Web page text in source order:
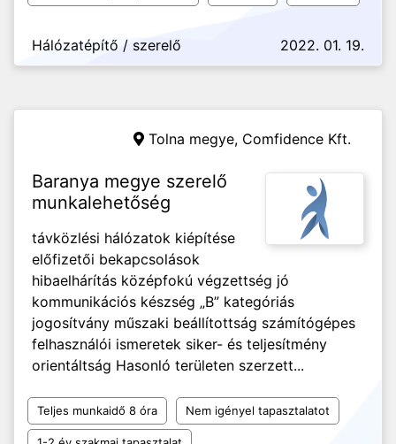
Hálózatépítő / szerelő 2022. 01. 19.
Tolna megye, Comfidence Kft.
Baranya megye szerelő
munkalehetőség
távközlési hálózatok kiépítése
előfizetői bekapcsolások
hibaelhárítás középfokú végzettség jó
kommunikációs készség „B” kategóriás
jogosítvány műszaki beállítottság számítógépes
felhasználói ismeretek siker- és teljesítmény
orientáltság Hasonló területen szerzett...
Teljes munkaidő 8 óra Nem igényel tapasztalatot